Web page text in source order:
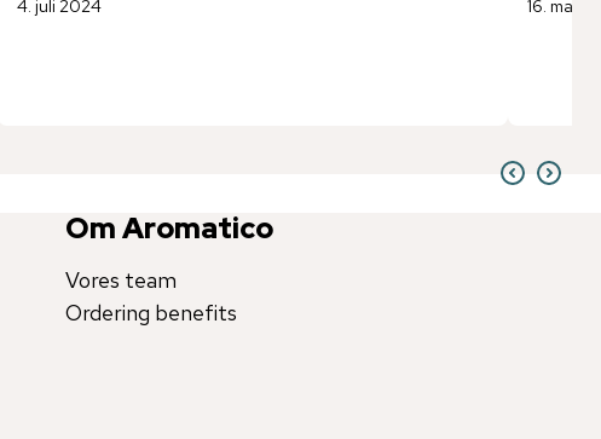
4. juli 2024 16.
Om Aromatico
Vores team
Ordering benefits